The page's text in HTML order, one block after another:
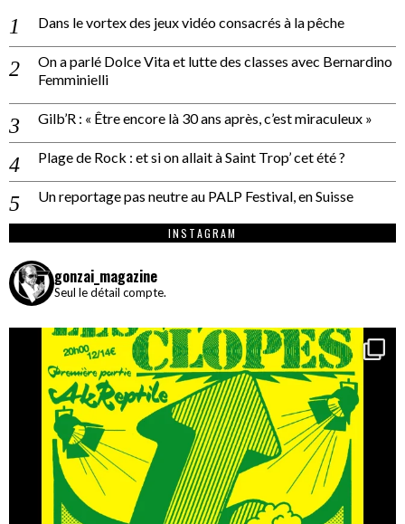
Dans le vortex des jeux vidéo consacrés à la pêche
On a parlé Dolce Vita et lutte des classes avec Bernardino
Femminielli
Gilb’R : « Être encore là 30 ans après, c’est miraculeux »
Plage de Rock : et si on allait à Saint Trop’ cet été ?
Un reportage pas neutre au PALP Festival, en Suisse
INSTAGRAM
gonzai_magazine
Seul le détail compte.